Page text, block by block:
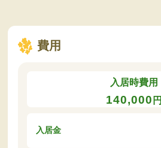
費用
入居時費用
140,000 円
入居金